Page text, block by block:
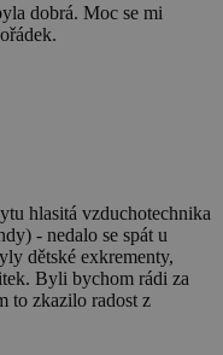
dobrá. Moc se mi
hlasitá vzduchotechnika
- nedalo se spát u
dětské exkrementy,
Byli bychom rádi za
to zkazilo radost z